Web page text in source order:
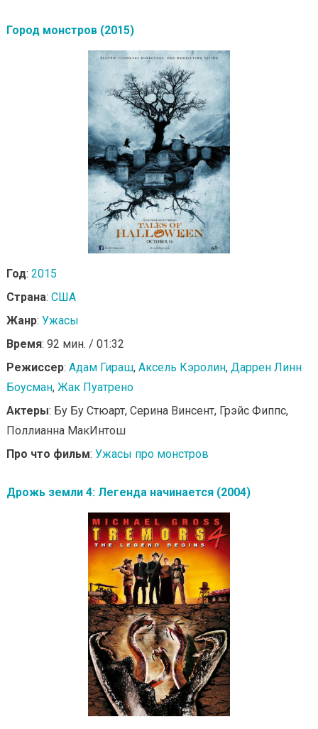
Город монстров (2015)
Год: 2015
Страна: США
Жанр: Ужасы
Время: 92 мин. / 01:32
Режиссер: Адам Гираш, Аксель Кэролин, Даррен Линн
Боусман, Жак Пуатрено
Актеры: Бу Бу Стюарт, Серина Винсент, Грэйс Фиппс,
Поллианна МакИнтош
Про что фильм: Ужасы про монстров
Дрожь земли 4: Легенда начинается (2004)